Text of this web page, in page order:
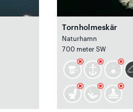
Tornholmeskär
Naturhamn
700 meter SW